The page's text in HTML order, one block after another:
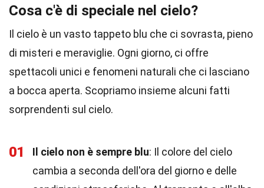
Cosa c'è di speciale nel cielo?
Il cielo è un vasto tappeto blu che ci sovrasta, pieno
di misteri e meraviglie. Ogni giorno, ci offre
spettacoli unici e fenomeni naturali che ci lasciano
a bocca aperta. Scopriamo insieme alcuni fatti
sorprendenti sul cielo.
01 Il cielo non è sempre blu: Il colore del cielo
cambia a seconda dell'ora del giorno e delle